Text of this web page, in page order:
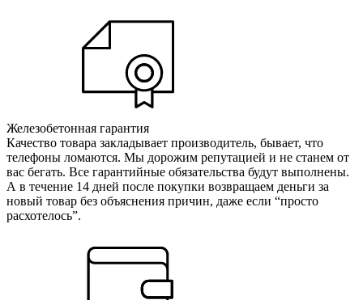
Железобетонная гарантия
Качество товара закладывает производитель, бывает, что
телефоны ломаются. Мы дорожим репутацией и не станем от
вас бегать. Все гарантийные обязательства будут выполнены.
А в течение 14 дней после покупки возвращаем деньги за
новый товар без объяснения причин, даже если “просто
расхотелось”.